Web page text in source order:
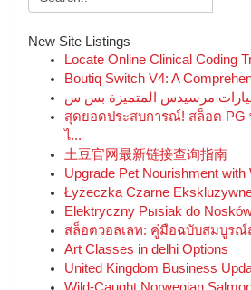
New Site Listings
Locate Online Clinical Coding
Boutiq Switch V4: A
สุดยอดประสบการณ์! สล็อต PG
ไ...
土豆官网最新链接查询指南
Upgrade Pet Nourishment with
Łyżeczka Czarne
Elektryczny Pыsiak do
สล็อตวอลเลท: คู่มือฉบับสมบูรณ์
Art Classes in delhi Options
United Kingdom Business